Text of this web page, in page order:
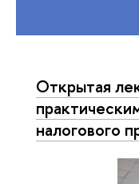
Открытая
налогового